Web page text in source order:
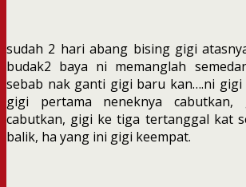
sudah 2 hari abang bising gigi
budak2 baya ni memanglah
sebab nak ganti gigi baru kan….ni
gigi pertama neneknya
cabutkan, gigi ke tiga tertanggal kat
balik, ha yang ini gigi keempat.